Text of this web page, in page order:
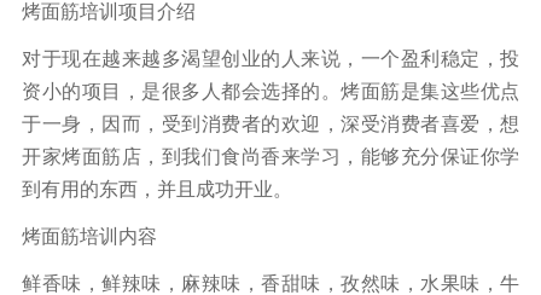
烤面筋培训项目介绍
对于现在越来越多渴望创业的人来说，一个盈利稳定，投
资小的项目，是很多人都会选择的。烤面筋是集这些优点
于一身，因而，受到消费者的欢迎，深受消费者喜爱，想
开家烤面筋店，到我们食尚香来学习，能够充分保证你学
到有用的东西，并且成功开业。
烤面筋培训内容
鲜香味，鲜辣味，麻辣味，香甜味，孜然味，水果味，牛